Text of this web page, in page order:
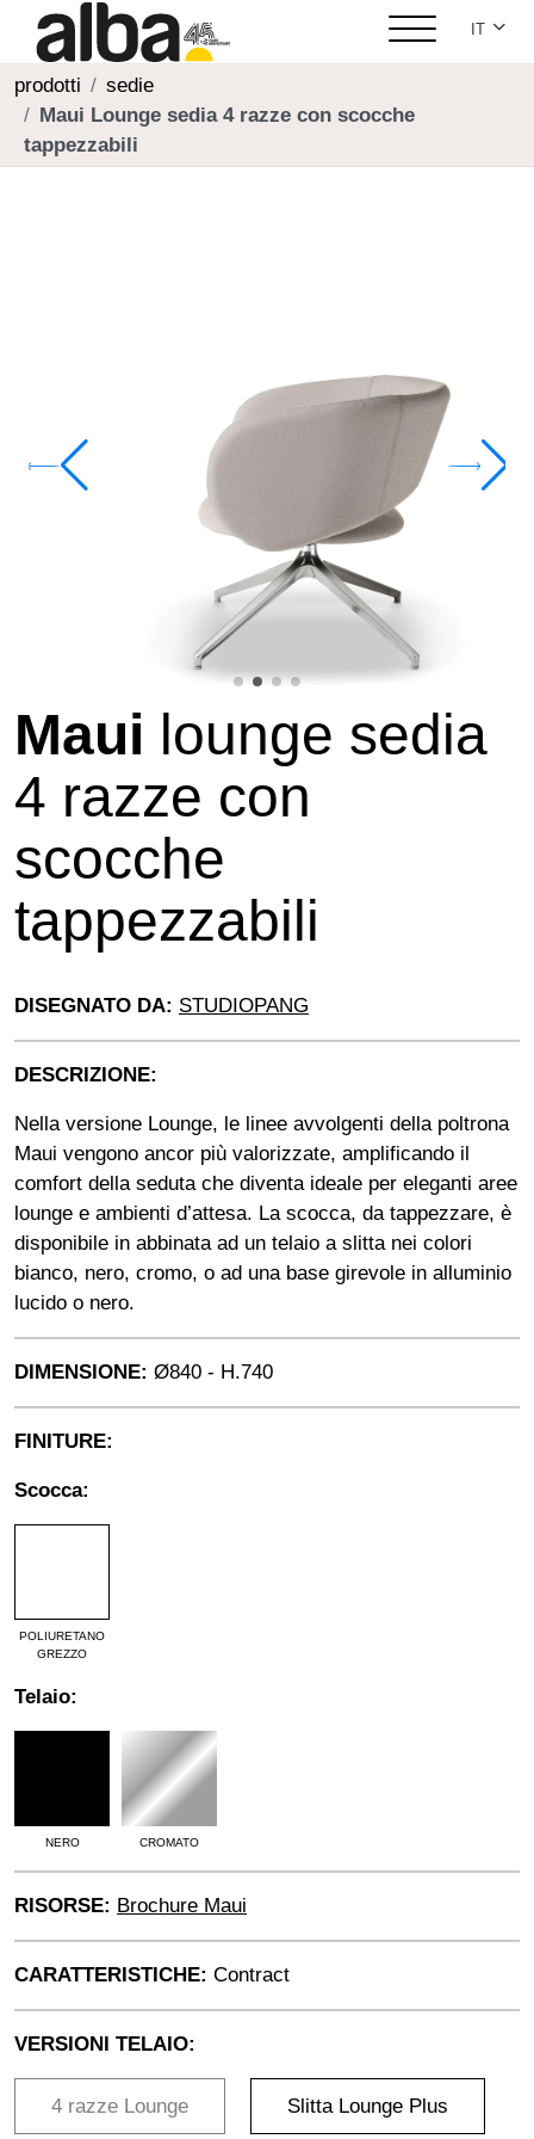
IT
prodotti
sedie
Maui Lounge sedia 4 razze con scocche
tappezzabili
Maui lounge sedia
4 razze con
scocche
tappezzabili
DISEGNATO DA: STUDIOPANG
DESCRIZIONE:
Nella versione Lounge, le linee avvolgenti della poltrona
Maui vengono ancor più valorizzate, amplificando il
comfort della seduta che diventa ideale per eleganti aree
lounge e ambienti d’attesa. La scocca, da tappezzare, è
disponibile in abbinata ad un telaio a slitta nei colori
bianco, nero, cromo, o ad una base girevole in alluminio
lucido o nero.
DIMENSIONE: Ø840 - H.740
FINITURE:
Scocca:
POLIURETANO
GREZZO
Telaio:
NERO CROMATO
RISORSE: Brochure Maui
CARATTERISTICHE: Contract
VERSIONI TELAIO:
4 razze Lounge Slitta Lounge Plus